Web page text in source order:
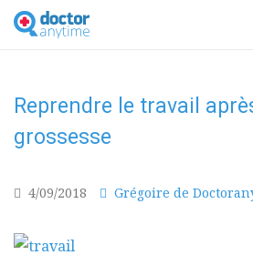
DoctorAnyTime
You
are
Reprendre le travail
grossesse
4/09/2018 Grégoire de